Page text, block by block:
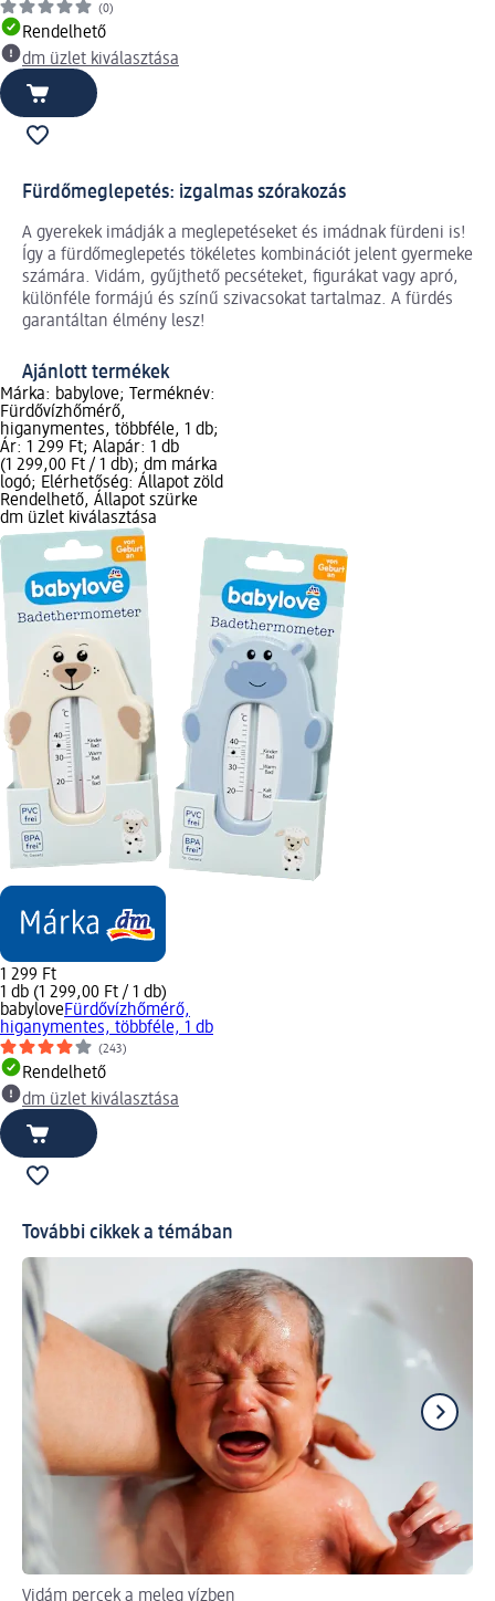
(0)
Rendelhető
dm üzlet kiválasztása
Fürdőmeglepetés: izgalmas szórakozás
A gyerekek imádják a meglepetéseket és imádnak fürdeni is!
Így a fürdőmeglepetés tökéletes kombinációt jelent gyermeke
számára. Vidám, gyűjthető pecséteket, figurákat vagy apró,
különféle formájú és színű szivacsokat tartalmaz. A fürdés
garantáltan élmény lesz!
Ajánlott termékek
Márka: babylove; Terméknév:
Fürdővízhőmérő,
higanymentes, többféle, 1 db;
Ár: 1 299 Ft; Alapár: 1 db
(1 299,00 Ft / 1 db); dm márka
logó; Elérhetőség: Állapot zöld
Rendelhető, Állapot szürke
dm üzlet kiválasztása
1 299 Ft
1 db (1 299,00 Ft / 1 db)
babyloveFürdővízhőmérő,
higanymentes, többféle, 1 db
(243)
Rendelhető
dm üzlet kiválasztása
További cikkek a témában
Vidám percek a meleg vízben